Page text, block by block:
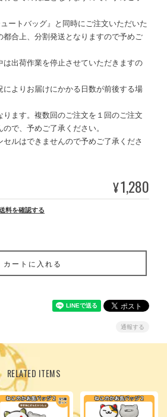
ートバッグ』と同時にご注文いただいた
都合上、分割発送となりますので予めご
出荷作業を停止させていただきますの
よりお届けにかかる日数が前後する場
ます。複数回のご注文を１回のご注文
で、予めご了承ください。
ルはできませんので予めご了承くださ
¥1,280
料を確認する
カートに入れる
通報する
RELATED ITEMS